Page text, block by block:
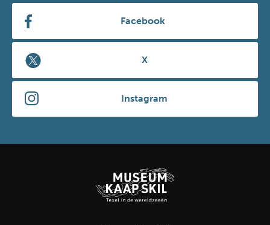
Facebook
X
Instagram